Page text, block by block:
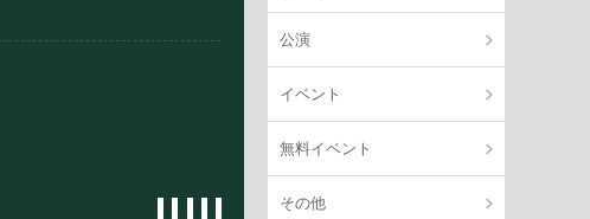
公演
イベント
無料イベント
その他